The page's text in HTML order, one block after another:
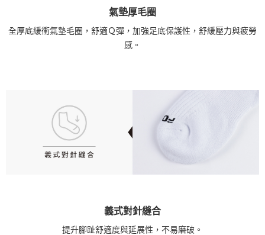
氣墊厚毛圈
全厚底緩衝氣墊毛圈，舒適Ｑ彈，加強足底保護性，舒緩壓力與疲勞
感。
義式對針縫合
提升腳趾舒適度與延展性，不易磨破。